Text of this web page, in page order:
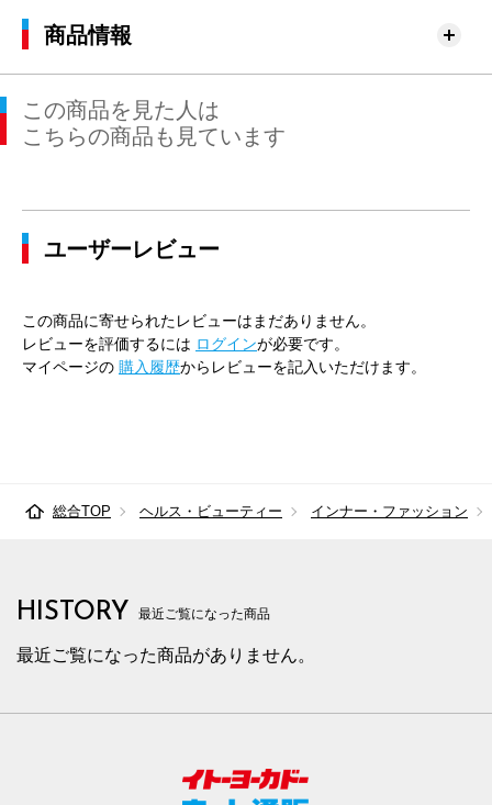
商品情報
この商品を見た人は
こちらの商品も見ています
ユーザーレビュー
この商品に寄せられたレビューはまだありません。
レビューを評価するには ログインが必要です。
マイページの 購入履歴からレビューを記入いただけます。
総合TOP ヘルス・ビューティー インナー・ファッション
HISTORY 最近ご覧になった商品
最近ご覧になった商品がありません。